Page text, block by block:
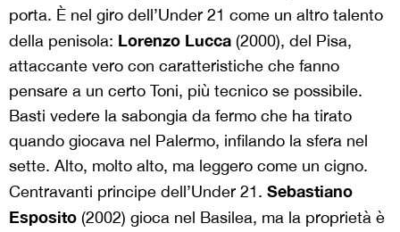
porta. È nel giro dell’Under 21 come un altro talento
della penisola: Lorenzo Lucca (2000), del Pisa,
attaccante vero con caratteristiche che fanno
pensare a un certo Toni, più tecnico se possibile.
Basti vedere la sabongia da fermo che ha tirato
quando giocava nel Palermo, infilando la sfera nel
sette. Alto, molto alto, ma leggero come un cigno.
Centravanti principe dell’Under 21. Sebastiano
Esposito (2002) gioca nel Basilea, ma la proprietà è